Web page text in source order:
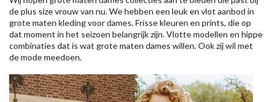
de plus size vrouw van nu. We hebben een leuk en vlot aanbod in
grote maten kleding voor dames. Frisse kleuren en prints, die op
dat moment in het seizoen belangrijk zijn. Vlotte modellen en hippe
combinaties dat is wat grote maten dames willen. Ook zij wil met
de mode meedoen.